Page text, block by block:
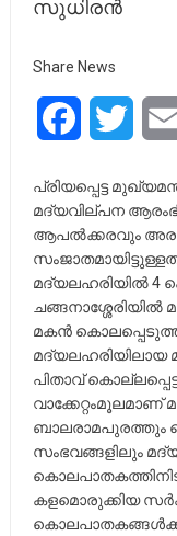
സുധിരൻ
Share News
Facebook
പ്രിയപ്പെട്ട
മദ്യവില്പന
ആപല്‍ക്കരവും
മദ്യലഹരിയില്‍ 4
മകന്‍
മദ്യലഹരിയിലായ
പിതാവ്
വാക്കേറ്റംമൂലമാണ്
ബാലരാമപുരത്തും
സംഭവങ്ങളിലും
കളമൊരുക്കിയ